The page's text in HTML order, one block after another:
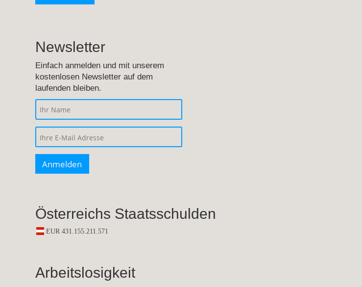
Newsletter
Einfach anmelden und mit unserem
kostenlosen Newsletter auf dem
laufenden bleiben.
Österreichs Staatsschulden
Arbeitslosigkeit